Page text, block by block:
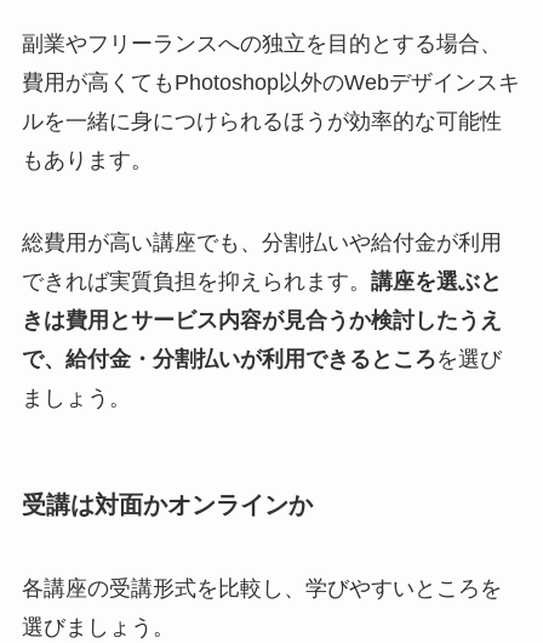
副業やフリーランスへの独立を目的とする場合、
費用が高くてもPhotoshop以外のWebデザインスキ
ルを一緒に身につけられるほうが効率的な可能性
もあります。
総費用が高い講座でも、分割払いや給付金が利用
できれば実質負担を抑えられます。 講座を選ぶと
きは費用とサービス内容が見合うか検討したうえ
で、給付金・分割払いが利用できるところを選び
ましょう。
受講は対面かオンラインか
各講座の受講形式を比較し、学びやすいところを
選びましょう。